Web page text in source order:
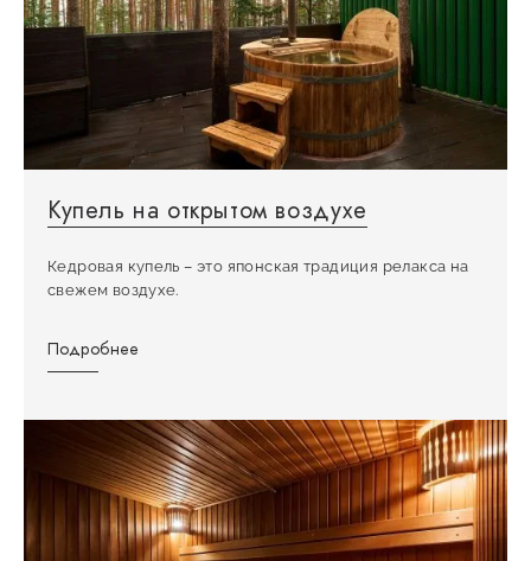
Купель на открытом воздухе
Кедровая купель – это японская традиция релакса на
свежем воздухе.
Подробнее